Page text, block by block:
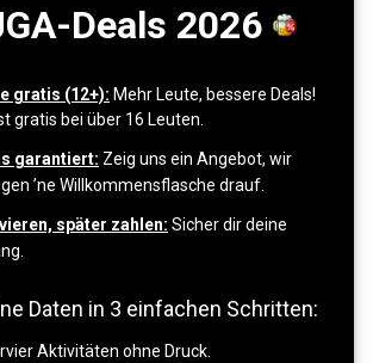
Deals 2026
gratis (12+): Mehr Leute, bessere Deals!
gratis bei über 16 Leuten.
garantiert: Zeig uns ein Angebot, wir
’ne Willkommensflasche drauf.
später zahlen: Sicher dir deine
Daten in 3 einfachen Schritten:
Aktivitäten ohne Druck.